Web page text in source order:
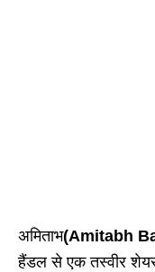
अमिताभ(Amitabh
हैंडल से एक तस्वीर